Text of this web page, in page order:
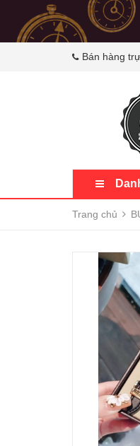
Bán hàng
Trang chủ